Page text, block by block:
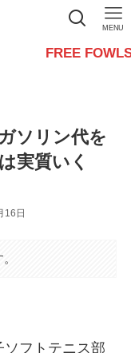
MENU
FOWLSからのお
ソリン代を
実質いく
16日
フトテニス部